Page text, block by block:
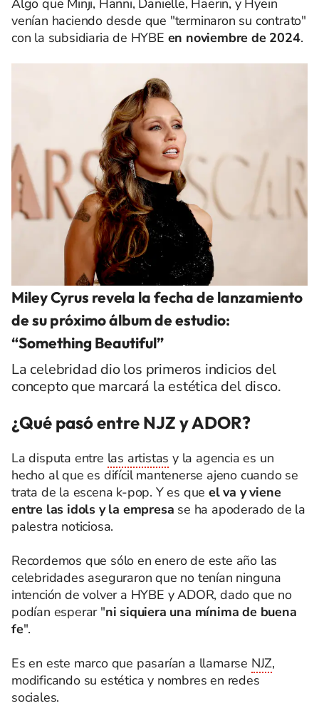
Algo que Minji, Hanni, Danielle, Haerin, y Hyein
venían haciendo desde que "terminaron su contrato"
con la subsidiaria de HYBE en noviembre de 2024.
Miley Cyrus revela la fecha de lanzamiento
de su próximo álbum de estudio:
“Something Beautiful”
La celebridad dio los primeros indicios del
concepto que marcará la estética del disco.
¿Qué pasó entre NJZ y ADOR?
La disputa entre las artistas y la agencia es un
hecho al que es difícil mantenerse ajeno cuando se
trata de la escena k-pop. Y es queel va y viene
entre las idols y la empresa se ha apoderado de la
palestra noticiosa.
Recordemos que sólo en enero de este año las
celebridades aseguraron que no tenían ninguna
intención de volver a HYBE y ADOR, dado que no
podían esperar "ni siquiera una mínima de buena
fe".
Es en este marco que pasarían a llamarse NJZ,
modificando su estética y nombres en redes
sociales.